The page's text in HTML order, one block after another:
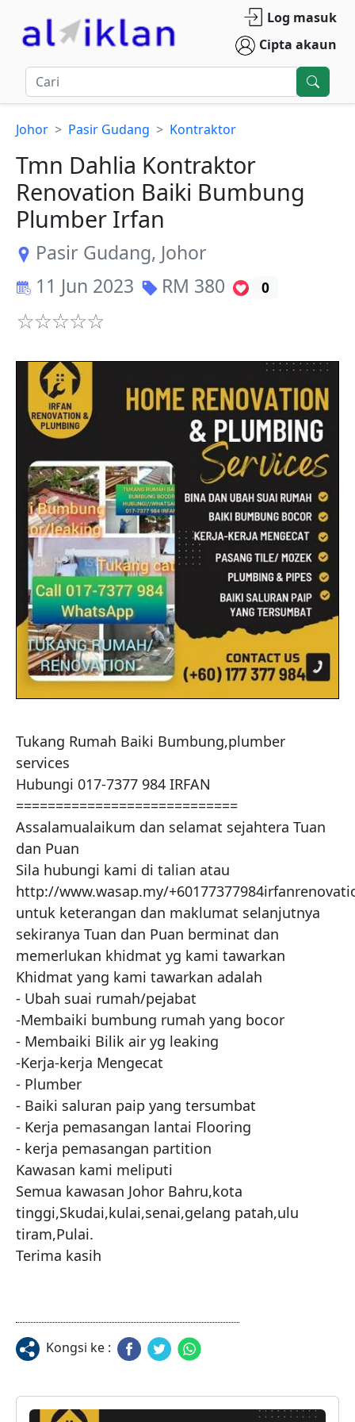
Log masuk
Cipta akaun
Johor Pasir Gudang Kontraktor
Tmn Dahlia Kontraktor
Renovation Baiki Bumbung
Plumber Irfan
Pasir Gudang, Johor
11 Jun 2023
RM 380 0
Tukang Rumah Baiki Bumbung,plumber
services
Hubungi 017-7377 984 IRFAN
============================
Assalamualaikum dan selamat sejahtera Tuan
dan Puan
Sila hubungi kami di talian atau
http://www.wasap.my/
untuk keterangan dan maklumat selanjutnya
sekiranya Tuan dan Puan berminat dan
memerlukan khidmat yg kami tawarkan
Khidmat yang kami tawarkan adalah
- Ubah suai rumah/pejabat
-Membaiki bumbung rumah yang bocor
- Membaiki Bilik air yg leaking
-Kerja-kerja Mengecat
- Plumber
- Baiki saluran paip yang tersumbat
- Kerja pemasangan lantai Flooring
- kerja pemasangan partition
Kawasan kami meliputi
Semua kawasan Johor Bahru,kota
tinggi,Skudai,kulai,senai,gelang patah,ulu
tiram,Pulai.
Terima kasih
Kongsi ke :